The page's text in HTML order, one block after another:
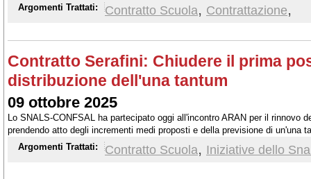
Argomenti Trattati: Contratto Scuola, Contrattazione,
Contratto Serafini: Chiudere il prima
distribuzione dell'una tantum
09 ottobre 2025
Lo SNALS-CONFSAL ha partecipato oggi all'incontro ARAN per il rinnovo
prendendo atto degli incrementi medi proposti e della previsione di un'una
euro, stanziati dal Governo recuperando economie da altri capitoli di
Argomenti Trattati: Contratto Scuola, Iniziative dello